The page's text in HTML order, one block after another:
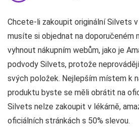
Chcete-li zakoupit originální Silvets
musíte si objednat na doporučeném
vyhnout nákupním webům, jako je
podvody Silvets, protože
svých položek. Nejlepším místem k
produktu byste se měli obrátit na
Silvets nelze zakoupit v lékárně,
oficiálních stránkách s 50% slevou.